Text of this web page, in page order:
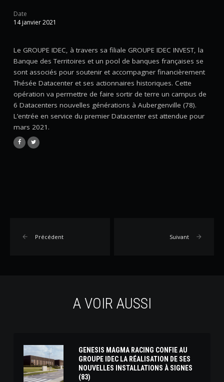
Date
14 janvier 2021
Le GROUPE IDEC, à travers sa filiale GROUPE IDEC INVEST, la
Banque des Territoires et un pool de banques françaises se
sont associés pour soutenir et accompagner financièrement
Thésée Datacenter et ses actionnaires historiques. Cette
opération va permettre de faire sortir de terre un campus de
6 Datacenters nouvelles générations à Aubergenville (78).
L’entrée en service du premier Datacenter est attendue pour
mars 2021.
Précédent Suivant
A VOIR AUSSI
GENESIS MAGMA RACING CONFIE AU
GROUPE IDEC LA RÉALISATION DE SES
NOUVELLES INSTALLATIONS À SIGNES
(83)